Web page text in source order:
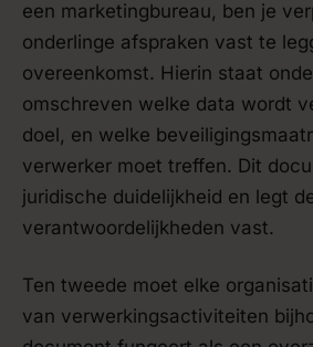
een marketingbureau, ben je
onderlinge afspraken vast te
overeenkomst. Hierin staat
omschreven welke data wordt
doel, en welke
verwerker moet treffen. Dit
juridische duidelijkheid en legt
verantwoordelijkheden vast.
Ten tweede moet elke
van verwerkingsactiviteiten